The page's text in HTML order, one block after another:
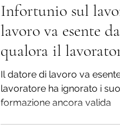
Infortunio sul
lavoro va esente
qualora il
suoi espressi
Il datore di lavoro va
lavoratore ha ignorato i
formazione ancora valida